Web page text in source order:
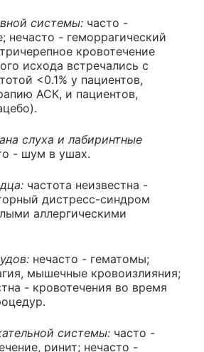
системы: часто -
нечасто - геморрагический
кровотечение
исхода встречались с
<0.1% у пациентов,
АСК, и пациентов,
слуха и лабиринтные
- шум в ушах.
частота неизвестна -
дистресс-синдром
аллергическими
нечасто - гематомы;
мышечные кровоизлияния;
- кровотечения во время
системы: часто -
ринит; нечасто -